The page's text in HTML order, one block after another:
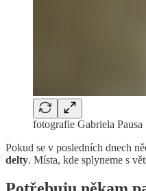
fotografie Gabriela Pausa
Pokud se v posledních dnech
delty. Místa, kde splyneme s